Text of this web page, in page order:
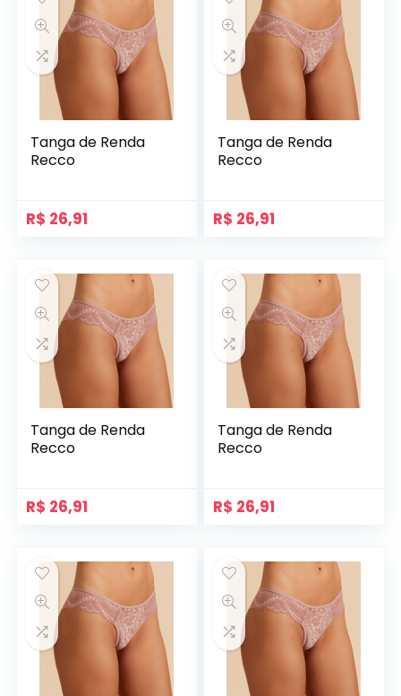
Tanga de Renda
Recco
R$ 26,91
Tanga de Renda
Recco
R$ 26,91
Tanga de Renda
Recco
R$ 26,91
Tanga de Renda
Recco
R$ 26,91